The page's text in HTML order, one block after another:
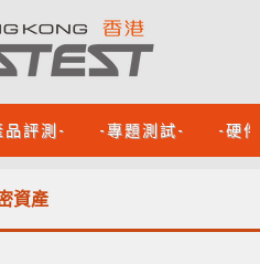
品評測- -專題測試- -硬
資產